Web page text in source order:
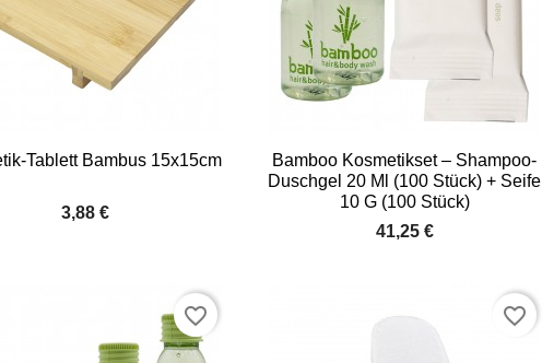
Tablett Bambus 15x15cm
3,88 €
Vorschau
Bamboo Kosmetikset – Shampoo-
Duschgel 20 Ml (100 Stück) + Seife
10 G (100 Stück)
41,25 €
Vorschau
favorite_border favorite_border